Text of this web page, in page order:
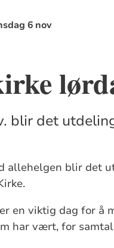
6 nov
blir det
allehelgen blir det
en viktig dag for å
har vært, for